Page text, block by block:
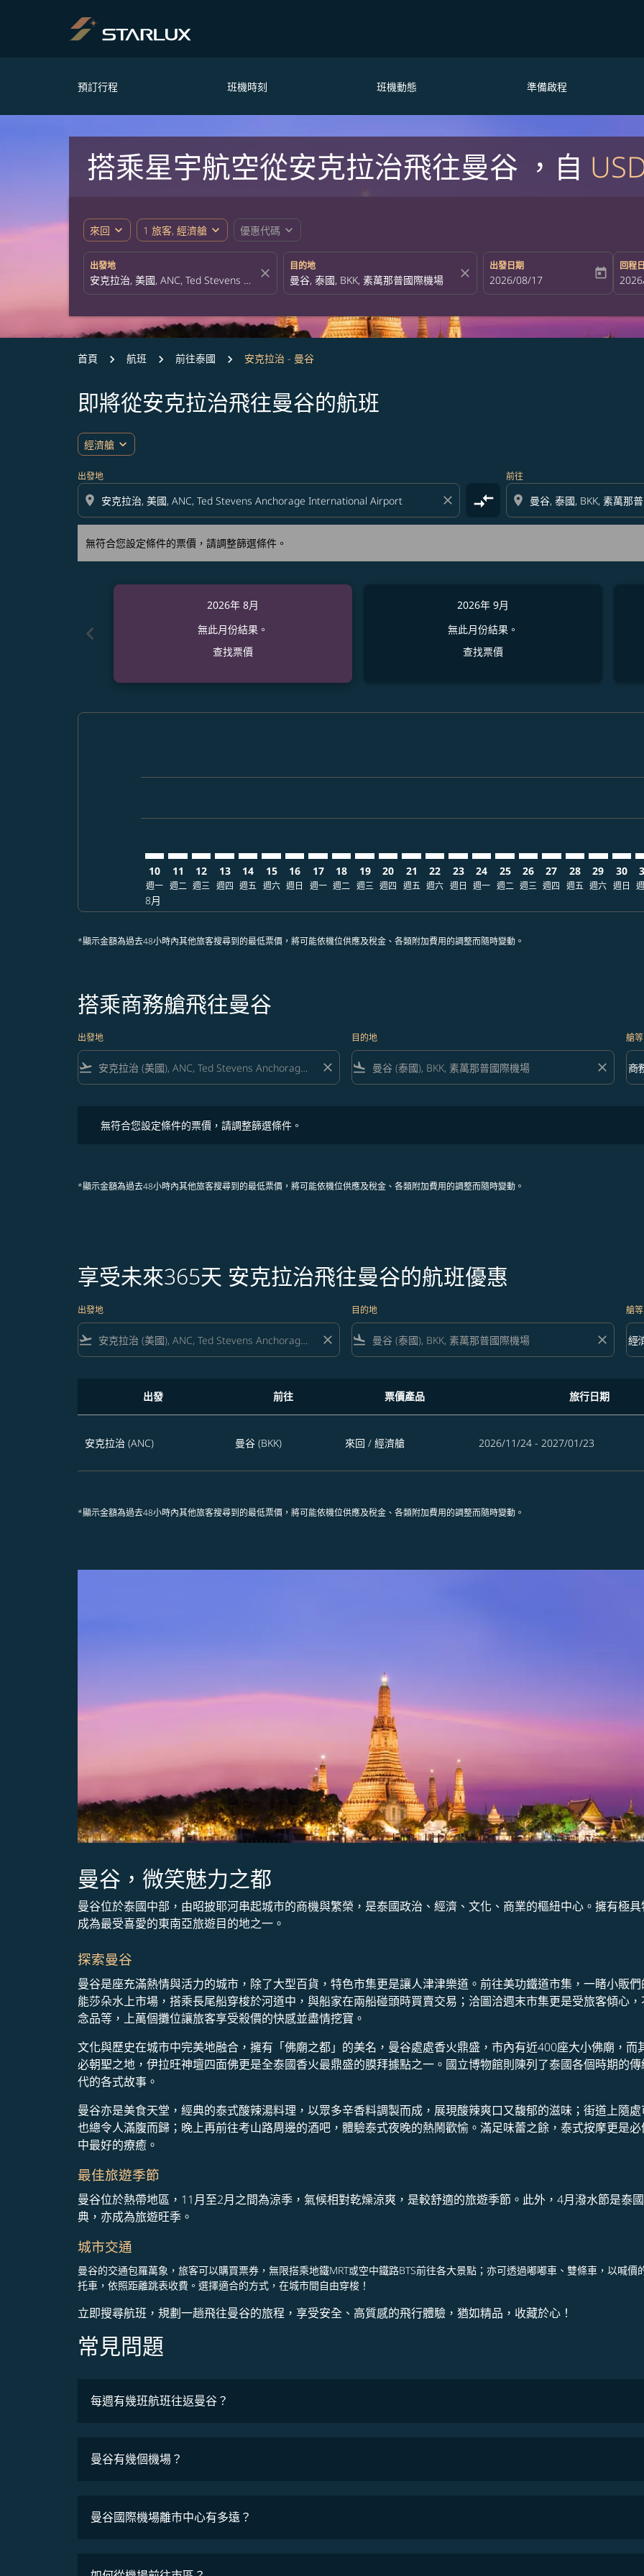
預訂行程 班機時刻 班機動態 準備啟程
搭乘星宇航空從安克拉治飛往曼谷 ，自
來回 expand_more 1 旅客, 經濟艙 expand_more 優惠代碼 expand_more
出發地
close
目的地
close
出發日期
fc-booking-departure-date-aria-
2026/08/17 today
回程
fc-
首頁 航班 前往泰國 安克拉治 - 曼谷
即將從安克拉治飛往曼谷的航班
經濟艙 expand_more
出發地
location_on close compare_arrows
前往
location_on
無符合您設定條件的票價，請調整篩選條件。
無符合您設定條件的票價，請調整篩選條件。
chevron_left
2026年 8月
無此月份結果。
查找票價
2026年 9月
無此月份結果。
查找票價
10
週一
8月
11
週二
12
週三
13
週四
14
週五
15
週六
16
週日
17
週一
18
週二
19
週三
20
週四
21
週五
ANC–BKK: cmp-view-offers-disclaimer. 查
22
週六
ANC–BKK: cmp-view-offers-
23
週日
ANC–BKK: cmp-view-offers-
24
週一
ANC–BKK: cmp-view-
25
週二
ANC–BKK: cmp-view-
26
週三
ANC–BKK: cmp-
27
週四
ANC–BKK:
28
週五
29
週六
30
週日
*顯示金額為過去48小時內其他旅客搜尋到的最低票價，將可能依機位供應及稅金、各類附加費用的調整而隨時變動。
搭乘商務艙飛往曼谷
出發地
flight_takeoff close
目的地
flight_land close
艙等
艙
商
keyboard_arrow_down
無符合您設定條件的票價，請調整篩選條件。
*顯示金額為過去48小時內其他旅客搜尋到的最低票價，將可能依機位供應及稅金、各類附加費用的調整而隨時變動。
享受未來365天 安克拉治飛往曼谷的航班優惠
出發地
flight_takeoff close
目的地
flight_land close
艙等
艙
經
keyboard_arrow_down
出發 前往 票價產品 旅行日期
安克拉治 (ANC) 曼谷 (BKK) 來回 / 經濟艙 2026/11/24 - 2027/01/23
*顯示金額為過去48小時內其他旅客搜尋到的最低票價，將可能依機位供應及稅金、各類附加費用的調整而隨時變動。
曼谷，微笑魅力之都
曼谷位於泰國中部，由昭披耶河串起城市的商機與繁榮，是泰國政治、經濟、文化、商業的樞紐中心。擁有極
成為最受喜愛的東南亞旅遊目的地之一。
探索曼谷
曼谷是座充滿熱情與活力的城市，除了大型百貨，特色市集更是讓人津津樂道。前往美功鐵道市集，一睹小販
能莎朵水上市場，搭乘長尾船穿梭於河道中，與船家在兩船碰頭時買賣交易；洽圖洽週末市集更是受旅客傾心
念品等，上萬個攤位讓旅客享受殺價的快感並盡情挖寶。
文化與歷史在城市中完美地融合，擁有「佛廟之都」的美名，曼谷處處香火鼎盛，市內有近400座大小佛廟，
必朝聖之地，伊拉旺神壇四面佛更是全泰國香火最鼎盛的膜拜據點之一。國立博物館則陳列了泰國各個時期的
代的各式故事。
曼谷亦是美食天堂，經典的泰式酸辣湯料理，以眾多辛香料調製而成，展現酸辣爽口又馥郁的滋味；街道上隨
也總令人滿腹而歸；晚上再前往考山路周邊的酒吧，體驗泰式夜晚的熱鬧歡愉。滿足味蕾之餘，泰式按摩更是
中最好的療癒。
最佳旅遊季節
曼谷位於熱帶地區，11月至2月之間為涼季，氣候相對乾燥涼爽，是較舒適的旅遊季節。此外，4月潑水節是泰
典，亦成為旅遊旺季。
城市交通
曼谷的交通包羅萬象，旅客可以購買票券，無限搭乘地鐵MRT或空中鐵路BTS前往各大景點；亦可透過嘟嘟車、雙條車，以喊
托車，依照距離跳表收費。選擇適合的方式，在城市間自由穿梭！
立即搜尋航班，規劃一趟飛往曼谷的旅程，享受安全、高質感的飛行體驗，猶如精品，收藏於心！
常見問題
每週有幾班航班往返曼谷？
曼谷有幾個機場？
曼谷國際機場離市中心有多遠？